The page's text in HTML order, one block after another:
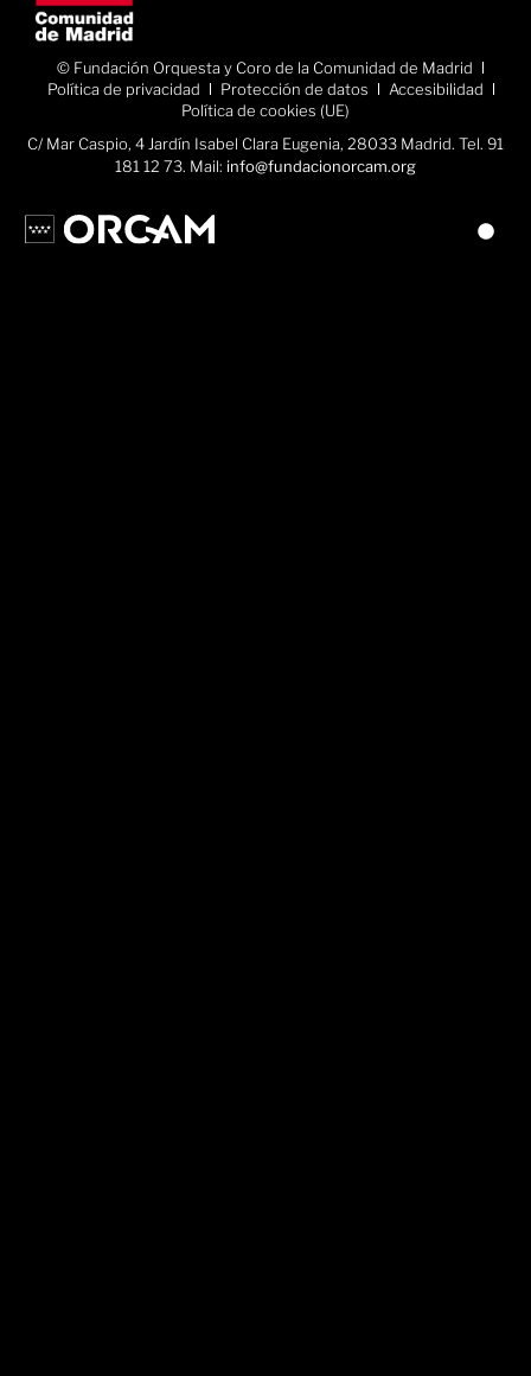
© Fundación Orquesta y Coro de la Comunidad de Madrid
Política de privacidad
Protección de datos
Accesibilidad
Política de cookies (UE)
C/ Mar Caspio, 4 Jardín Isabel Clara Eugenia, 28033 Madrid. Tel. 91
181 12 73. Mail: info@fundacionorcam.org